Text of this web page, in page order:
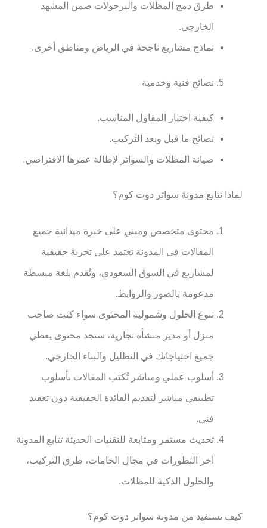
طرق دمج المظلات والبرجولات ضمن المشهد
الخارجي.
نماذج مشاريع ناجحة في الرياض ومناطق أخرى.
نصائح فنية وخدمية
كيفية اختيار المقاول المناسب.
نصائح ما قبل وبعد التركيب.
صيانة المظلات والسواتر لإطالة عمرها الافتراضي.
لماذا تتابع مدونة سواتر دوت كوم؟
محتوى متخصص ومبني على خبرة ميدانية جميع
المقالات في المدونة تعتمد على تجربة حقيقية
لمشاريع في السوق السعودي، وتُقدم بلغة مبسطة
مدعومة بالصور والروابط.
تنوع الحلول وشمولية المحتوى سواء كنت صاحب
منزل أو مدير منشأة تجارية، ستجد محتوى يغطي
جميع احتياجاتك في التظليل والبناء الخارجي.
أسلوب عملي ومباشر تُكتب المقالات بأسلوب
تطبيقي مباشر لتقديم الفائدة الحقيقية دون تعقيد
فني.
تحديث مستمر ومتابعة للتقنيات الحديثة تتابع المدونة
آخر التطورات في مجال الخامات، طرق التركيب،
والحلول الذكية للمظلات.
كيف تستفيد من مدونة سواتر دوت كوم؟